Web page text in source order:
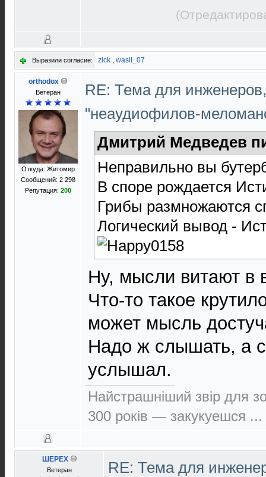
Выразили согласие: zick , wasil_07
orthodox
Ветеран
Откуда: Житомир
Сообщений: 2 298
Репутация: 200
RE: Тема для
"неаудиофилов-
Дмитрий Медведев
Неправильно вы
В споре рождается
Грибы размножаются
Логический вывод -
Ну, мысли витают в
Что-то такое
может мысль
Надо ж слышать, а
услышал.
Найстрашнiший звiр для
300 рокiв — закукуешся ...
ШЕРЕХ
Ветеран
RE: Тема для